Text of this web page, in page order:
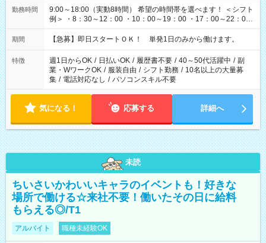
勤務時間
9:00～18:00（実動8時間） 希望の時間帯を選べます！ ＜シフト
例＞ ・8：30～12：00 ・10：00～19：00 ・17：00～22：00
・13：00～22：00 ・22：00～翌6：00 など
期間 【急募】即日スタートＯＫ！ 単発1日のみから働けます。
特徴 週1日からOK / 日払いOK / 履歴書不要 / 40～50代活躍中 / 副
業・WワークOK / 服装自由 / シフト勤務 / 10名以上の大量募
集 / 電話対応なし / パソコンスキル不要
気になる！ 応募する 詳細へ
未読
ちいさいかわいいキャラのイベントも！好きな
場所で働ける☆来社不要！働いたその日に給料
もらえる◎/T1
アルバイト 職種未経験OK